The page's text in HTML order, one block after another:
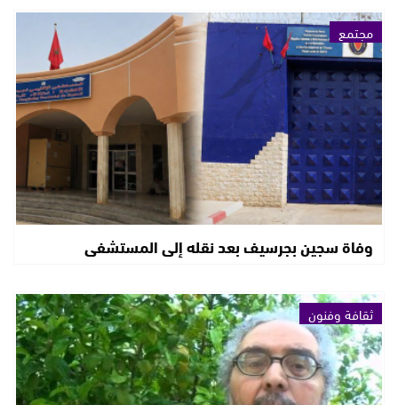
مجتمع
وفاة سجين بجرسيف بعد نقله إلى المستشفى
ثقافة وفنون